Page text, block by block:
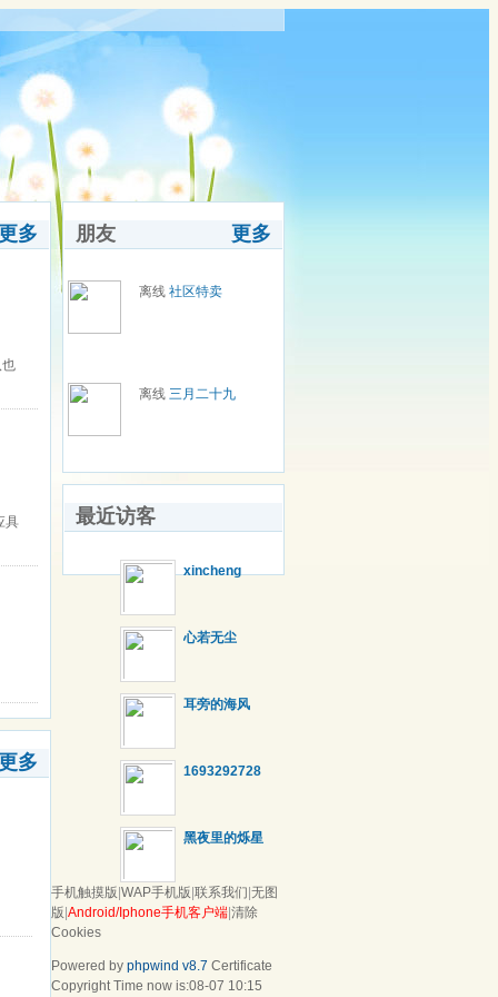
多
具
多
更多
朋友
离线 社区特卖
离线 三月二十九
最近访客
xincheng
心若无尘
耳旁的海风
1693292728
黑夜里的烁星
手机触摸版|WAP手机版|联系我们|无图
版|Android/Iphone手机客户端|清除
Cookies
Powered by phpwind v8.7 Certificate
Copyright Time now is:08-07 10:15